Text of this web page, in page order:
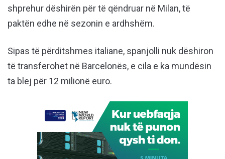
shprehur dëshirën për të qëndruar në Milan, të
paktën edhe në sezonin e ardhshëm.
Sipas të përditshmes italiane, spanjolli nuk dëshiron
të transferohet në Barcelonës, e cila e ka mundësin
ta blej për 12 milionë euro.